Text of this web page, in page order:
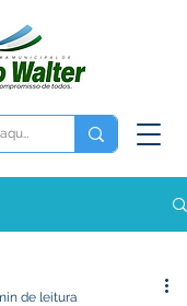
de leitura